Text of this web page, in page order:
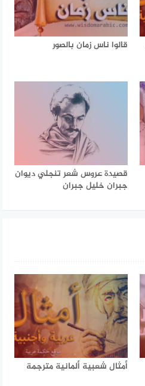
قالوا ناس زمان بالصور
قصيدة عروس شعر تنجلي ديوان
جبران خليل جبران
أمثال شعبية ألمانية مترجمة